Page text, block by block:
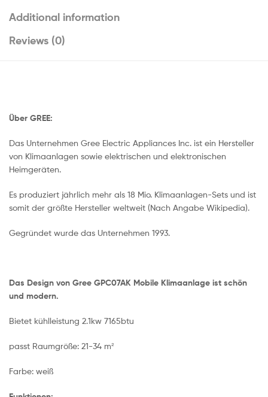
Additional information
Reviews (0)
Über GREE:
Das Unternehmen Gree Electric Appliances Inc. ist ein Hersteller
von Klimaanlagen sowie elektrischen und elektronischen
Heimgeräten.
Es produziert jährlich mehr als 18 Mio. Klimaanlagen-Sets und ist
somit der größte Hersteller weltweit (Nach Angabe Wikipedia).
Gegründet wurde das Unternehmen 1993.
Das Design von Gree GPC07AK Mobile Klimaanlage ist schön
und modern.
Bietet kühlleistung 2.1kw 7165btu
passt Raumgröße: 21-34 m²
Farbe: weiß